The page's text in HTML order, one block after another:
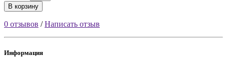
В корзину
0 отзывов /Написать отзыв
Информация